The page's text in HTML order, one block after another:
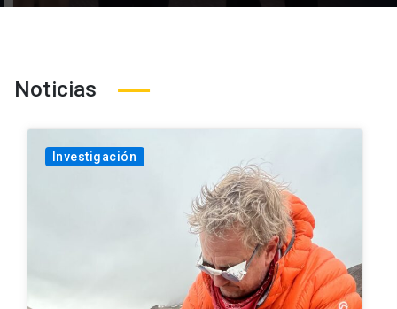
Noticias
Investigación